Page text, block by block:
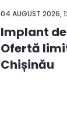
04 AUGUST 2026,
Implant
Ofertă
Chișinău